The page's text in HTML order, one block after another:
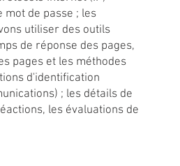
de passe ; les
utiliser des outils
de réponse des pages,
pages et les méthodes
d'identification
; les détails de
les évaluations de